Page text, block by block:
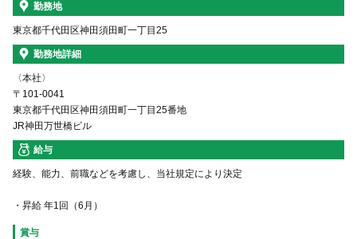
勤務地
東京都千代田区神田須田町一丁目25
勤務地詳細
〈本社〉
〒101-0041
東京都千代田区神田須田町一丁目25番地
JR神田万世橋ビル
給与
経験、能力、前職などを考慮し、当社規定により決定
・昇給 年1回（6月）
賞与